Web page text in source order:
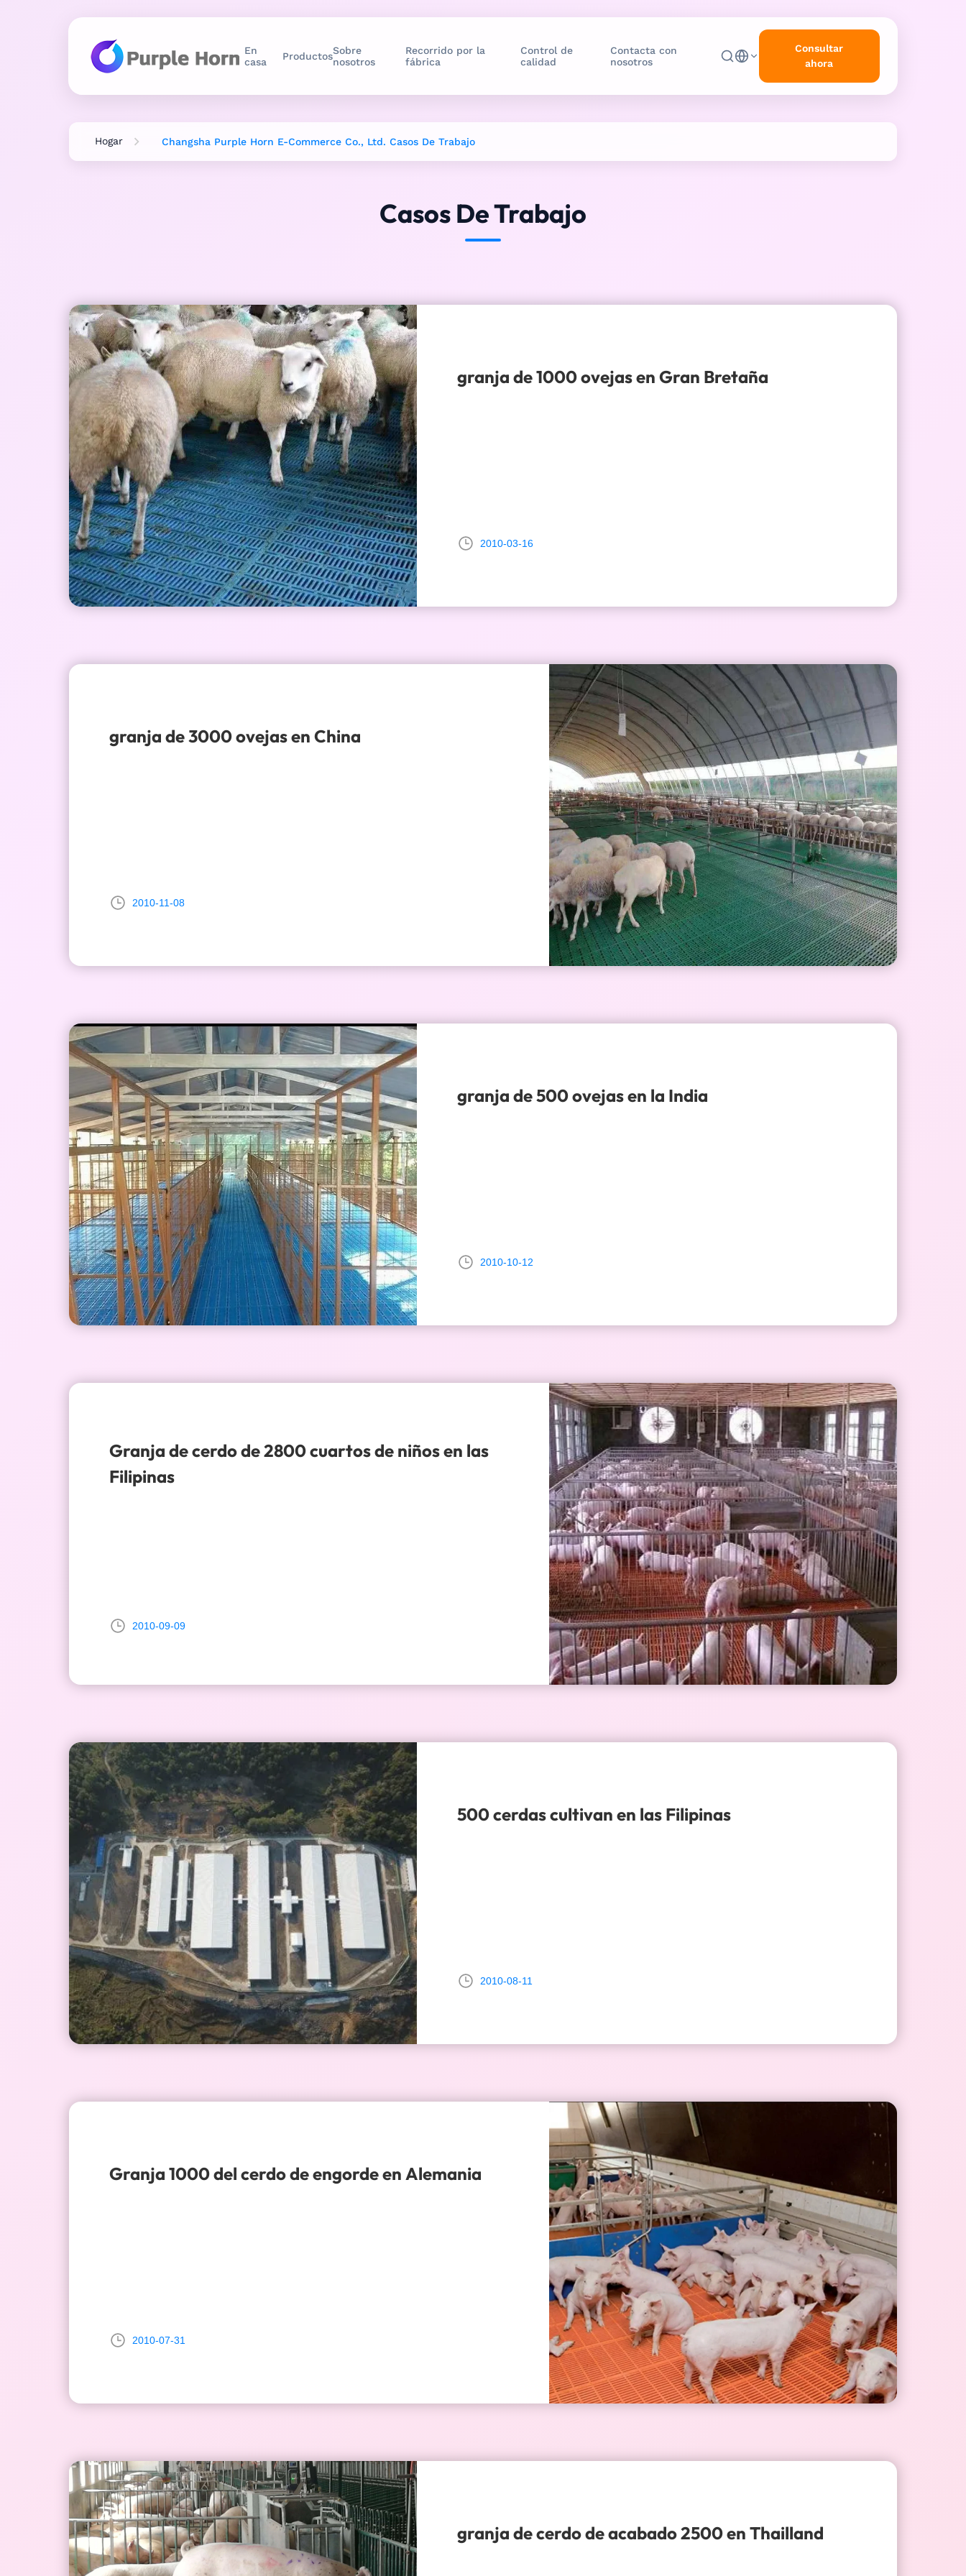
En
casa
ProductosSobre
nosotros
Recorrido por la
fábrica
Control de
calidad
Contacta con
nosotros
Consultar
ahora
Hogar Changsha Purple Horn E-Commerce Co., Ltd. Casos De Trabajo
Casos De Trabajo
granja de 1000 ovejas en Gran Bretaña
2010-03-16
granja de 3000 ovejas en China
2010-11-08
granja de 500 ovejas en la India
2010-10-12
Granja de cerdo de 2800 cuartos de niños en las
Filipinas
2010-09-09
500 cerdas cultivan en las Filipinas
2010-08-11
Granja 1000 del cerdo de engorde en Alemania
2010-07-31
granja de cerdo de acabado 2500 en Thailland